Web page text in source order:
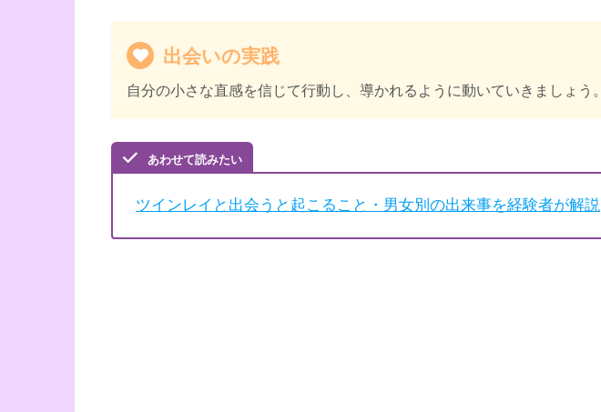
出会いの実践
自分の小さな直感を信じて行動し、導かれるように動いていきましょう。
あわせて読みたい
ツインレイと出会うと起こること・男女別の出来事を経験者が解説